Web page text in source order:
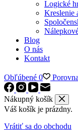
Logické
Kreslenie
Blog
O nás
Kontakt
Obľúbené 0
Nákupný košík
Váš košík je prázdny.
Vrátiť sa do obchodu